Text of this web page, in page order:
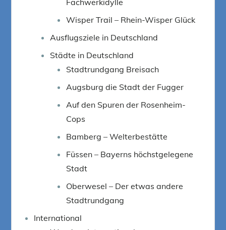
Wisper Trail – Rhein-Wisper Glück
Ausflugsziele in Deutschland
Städte in Deutschland
Stadtrundgang Breisach
Augsburg die Stadt der Fugger
Auf den Spuren der Rosenheim-
Cops
Bamberg – Welterbestätte
Füssen – Bayerns höchstgelegene
Stadt
Oberwesel – Der etwas andere
Stadtrundgang
International